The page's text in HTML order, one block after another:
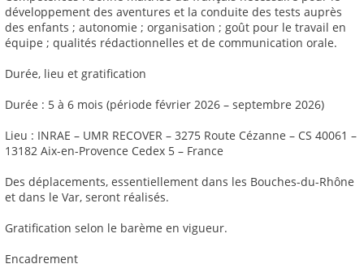
développement des aventures et la conduite des tests auprès
des enfants ; autonomie ; organisation ; goût pour le travail en
équipe ; qualités rédactionnelles et de communication orale.
Durée, lieu et gratification
Durée : 5 à 6 mois (période février 2026 – septembre 2026)
Lieu : INRAE – UMR RECOVER – 3275 Route Cézanne – CS 40061 –
13182 Aix-en-Provence Cedex 5 – France
Des déplacements, essentiellement dans les Bouches-du-Rhône
et dans le Var, seront réalisés.
Gratification selon le barème en vigueur.
Encadrement